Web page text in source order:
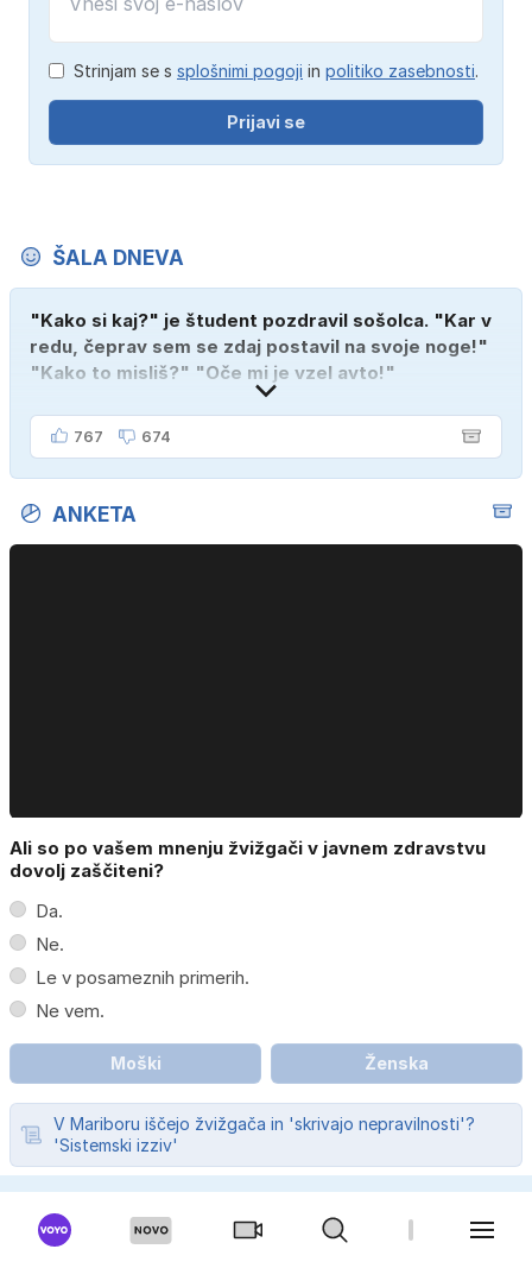
Strinjam se s splošnimi pogoji in politiko zasebnosti.
Prijavi se
ŠALA DNEVA
"Kako si kaj?" je študent pozdravil sošolca. "Kar v
redu, čeprav sem se zdaj postavil na svoje noge!"
"Kako to misliš?" "Oče mi je vzel avto!"
767 674
ANKETA
Ali so po vašem mnenju žvižgači v javnem zdravstvu
dovolj zaščiteni?
Da.
Ne.
Le v posameznih primerih.
Ne vem.
Moški Ženska
V Mariboru iščejo žvižgača in 'skrivajo nepravilnosti'?
'Sistemski izziv'
BIBALEZE